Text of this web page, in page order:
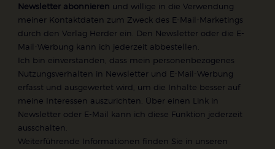
Newsletter abonnieren und willige in die Verwendung
meiner Kontaktdaten zum Zweck des E-Mail-Marketings
durch den Verlag Herder ein. Den Newsletter oder die E-
Mail-Werbung kann ich jederzeit abbestellen.
Ich bin einverstanden, dass mein personenbezogenes
Nutzungsverhalten in Newsletter und E-Mail-Werbung
erfasst und ausgewertet wird, um die Inhalte besser auf
meine Interessen auszurichten. Über einen Link in
Newsletter oder E-Mail kann ich diese Funktion jederzeit
ausschalten.
Weiterführende Informationen finden Sie in unseren